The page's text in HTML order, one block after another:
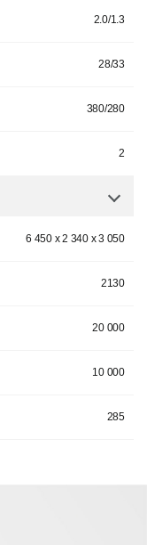
2.0/1.3
28/33
380/280
2
6 450 x 2 340 x 3 050
2130
20 000
10 000
285